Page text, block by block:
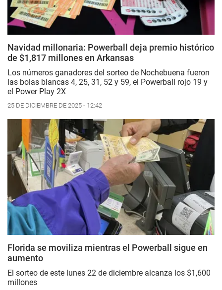
Navidad millonaria: Powerball deja premio histórico
de $1,817 millones en Arkansas
Los números ganadores del sorteo de Nochebuena fueron
las bolas blancas 4, 25, 31, 52 y 59, el Powerball rojo 19 y
el Power Play 2X
25 DE DICIEMBRE DE 2025 - 12:42
Florida se moviliza mientras el Powerball sigue en
aumento
El sorteo de este lunes 22 de diciembre alcanza los $1,600
millones